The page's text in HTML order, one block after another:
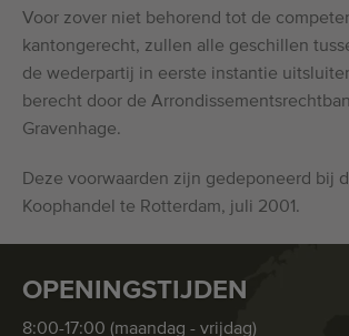
Voor zover niet behorend tot de
kantongerecht, zullen alle geschillen
de wederpartij in eerste instantie
berecht door de
Gravenhage.
Deze voorwaarden zijn gedeponeerd bij
Koophandel te Rotterdam, juli 2001.
OPENINGSTIJDEN
8:00-17:00 (maandag - vrijdag)